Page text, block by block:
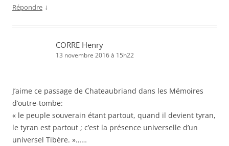
Répondre ↓
CORRE Henry
13 novembre 2016 à 15h22
J’aime ce passage de Chateaubriand dans les Mémoires
d’outre-tombe:
« le peuple souverain étant partout, quand il devient tyran,
le tyran est partout ; c’est la présence universelle d’un
universel Tibère. »……